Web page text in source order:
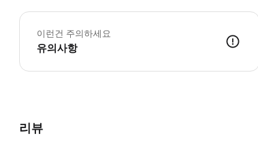
이런건 주의하세요
유의사항
리뷰